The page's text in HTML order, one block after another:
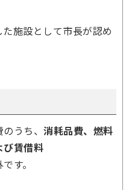
施設として市長が認め
のうち、消耗品費、燃料
び賃借料
す。